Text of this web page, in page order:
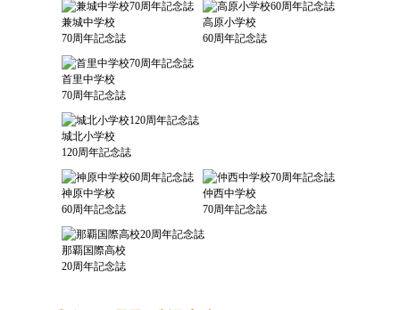
兼城中学校
70周年記念誌
高原小学校
60周年記念誌
首里中学校
70周年記念誌
城北小学校
120周年記念誌
神原中学校
60周年記念誌
仲西中学校
70周年記念誌
那覇国際高校
20周年記念誌